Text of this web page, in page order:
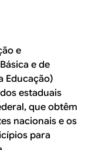
e
e de
Educação)
estaduais
que obtêm
nacionais e os
para